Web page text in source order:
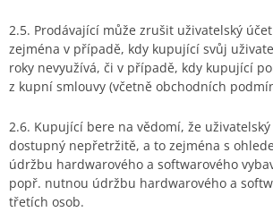
2.5. Prodávající může zrušit uživatelský
zejména v případě, kdy kupující svůj
roky nevyužívá, či v případě, kdy kupující
z kupní smlouvy (včetně obchodních
2.6. Kupující bere na vědomí, že
dostupný nepřetržitě, a to zejména s
údržbu hardwarového a softwarového
popř. nutnou údržbu hardwarového a
třetích osob.